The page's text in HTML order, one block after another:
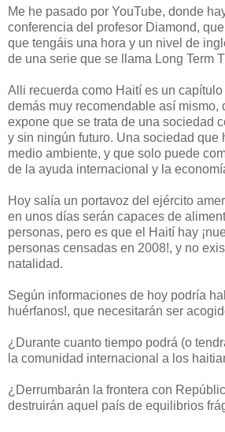
Me he pasado por YouTube, donde
conferencia del profesor Diamond,
que tengáis una hora y un nivel de
de una serie que se llama Long Term
Alli recuerda como Haití es un
demás muy recomendable así mismo,
expone que se trata de una sociedad
y sin ningún futuro. Una sociedad que
medio ambiente, y que solo puede
de la ayuda internacional y la
Hoy salía un portavoz del ejército
en unos días serán capaces de
personas, pero es que el Haití hay
personas censadas en 2008!, y no
natalidad.
Según informaciones de hoy podría
huérfanos!, que necesitarán ser
¿Durante cuanto tiempo podrá (o
la comunidad internacional a los
¿Derrumbarán la frontera con
destruirán aquel país de equilibrios